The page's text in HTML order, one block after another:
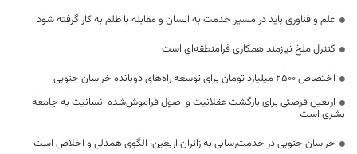
علم و فناوری باید در مسیر خدمت به انسان و مقابله با ظلم به کار گرفته شود
کنترل ملخ نیازمند همکاری فرامنطقه‌ای است
اختصاص 2500 میلیارد تومان برای توسعه راه‌های دوبانده خراسان جنوبی
اربعین فرصتی برای بازگشت عقلانیت و اصول فراموش‌شده انسانیت به جامعه
بشری است
خراسان جنوبی در خدمت‌رسانی به زائران اربعین، الگوی همدلی و اخلاص است